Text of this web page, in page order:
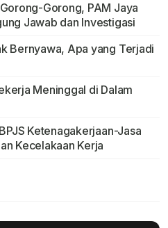
Gorong, PAM Jaya
Jawab dan Investigasi
Bernyawa, Apa yang Terjadi
Meninggal di Dalam
Ketenagakerjaan-Jasa
Kecelakaan Kerja